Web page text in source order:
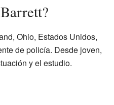
Ohio, Estados Unidos,
de policía. Desde joven,
y el estudio.